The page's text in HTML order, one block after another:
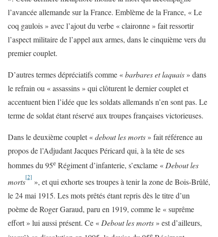
l’avancée allemande sur la France. Emblème de la France, « Le
coq gaulois » avec l’ajout du verbe « claironne » fait ressortir
l’aspect militaire de l’appel aux armes, dans le cinquième vers du
premier couplet.
D’autres termes dépréciatifs comme «barbares et laquais » dans
le refrain ou « assassins » qui clôturent le dernier couplet et
accentuent bien l’idée que les soldats allemands n’en sont pas. Le
terme de soldat étant réservé aux troupes françaises victorieuses.
Dans le deuxième couplet «debout les morts » fait référence au
propos de l’Adjudant Jacques Péricard qui, à la tête de ses
hommes du 95e Régiment d’infanterie, s’exclame « Debout les
morts[2] », et qui exhorte ses troupes à tenir la zone de Bois-Brûlé,
le 24 mai 1915. Les mots prêtés étant repris dès le titre d’un
poème de Roger Garaud, paru en 1919, comme le « suprême
effort » lui aussi présent. Ce « Debout les morts » est d’ailleurs,
e